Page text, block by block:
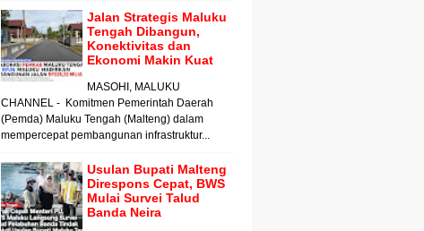
Jalan Strategis Maluku
Tengah Dibangun,
Konektivitas dan
Ekonomi Makin Kuat
MASOHI, MALUKU
CHANNEL - Komitmen Pemerintah Daerah
(Pemda) Maluku Tengah (Malteng) dalam
mempercepat pembangunan infrastruktur...
Usulan Bupati Malteng
Direspons Cepat, BWS
Mulai Survei Talud
Banda Neira